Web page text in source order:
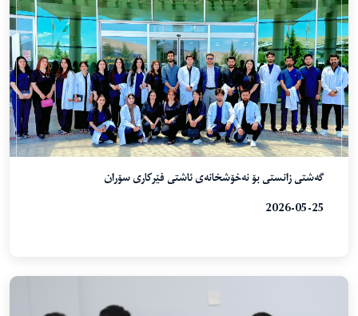
گەشتی زانستی بۆ نەخۆشخانەی ئاشتی فێرکاری سۆران
2026-05-25